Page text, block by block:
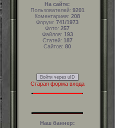
На сайте:
Пользователей: 9201
Коментариев: 208
Форум: 741/1973
Фото: 257
Файлов: 193
Статей: 187
Сайтов: 80
Войти через uID
Старая форма входа
Наш баннер: